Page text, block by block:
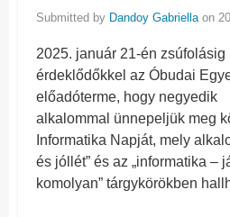
Submitted by Dandoy Gabriellaon
2025. január 21-én zsúfolásig
érdeklődőkkel az Óbudai
előadóterme, hogy negyedik
alkalommal ünnepeljük meg
Informatika Napját, mely
és jóllét” és az „informatika –
komolyan” tárgykörökben